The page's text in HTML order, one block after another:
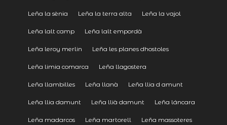
Leña la sènia Leña la terra alta Leña la vajol
Leña lalt camp Leña lalt empordà
Leña leroy merlin Leña les planes dhostoles
Leña limia comarca Leña llagostera
Leña llambilles Leña llanà Leña llia d amunt
Leña llia damunt Leña llià damunt Leña láncara
Leña madarcos Leña martorell Leña massoteres